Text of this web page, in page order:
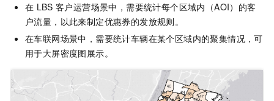
在 LBS 客户运营场景中，需要统计每个区域内（AOI）的客
户流量，以此来制定优惠券的发放规则。
在车联网场景中，需要统计车辆在某个区域内的聚集情况，可
用于大屏密度图展示。